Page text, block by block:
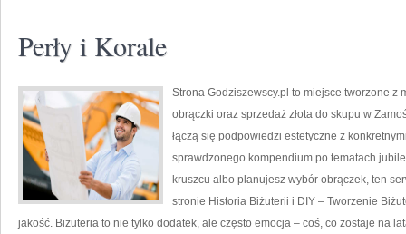
Perły i Korale
Strona Godziszewscy.pl to miejsce tworzone
obrączki oraz sprzedaż złota do skupu w
łączą się podpowiedzi estetyczne z
sprawdzonego kompendium po tematach
kruszcu albo planujesz wybór obrączek, ten
stronie Historia Biżuterii i DIY – Tworzenie
jakość. Biżuteria to nie tylko dodatek, ale często emocja – coś, co zostaje na